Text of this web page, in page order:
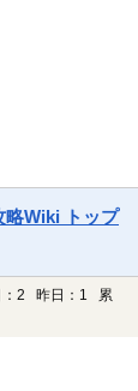
略Wiki トップ
：2 昨日：1 累